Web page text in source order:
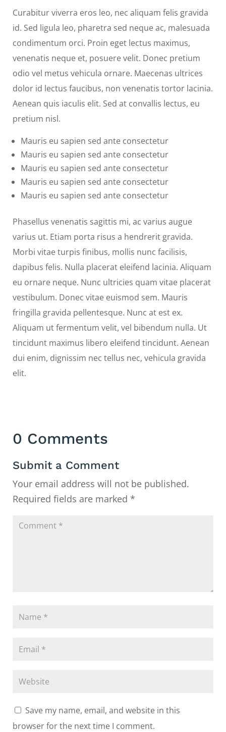
Curabitur viverra eros leo, nec aliquam felis gravida
id. Sed ligula leo, pharetra sed neque ac, malesuada
condimentum orci. Proin eget lectus maximus,
venenatis neque et, posuere velit. Donec pretium
odio vel metus vehicula ornare. Maecenas ultrices
dolor id lectus faucibus, non venenatis tortor lacinia.
Aenean quis iaculis elit. Sed at convallis lectus, eu
pretium nisl.
Mauris eu sapien sed ante consectetur
Mauris eu sapien sed ante consectetur
Mauris eu sapien sed ante consectetur
Mauris eu sapien sed ante consectetur
Mauris eu sapien sed ante consectetur
Phasellus venenatis sagittis mi, ac varius augue
varius ut. Etiam porta risus a hendrerit gravida.
Morbi vitae turpis finibus, mollis nunc facilisis,
dapibus felis. Nulla placerat eleifend lacinia. Aliquam
eu ornare neque. Nunc ultricies quam vitae placerat
vestibulum. Donec vitae euismod sem. Mauris
fringilla gravida pellentesque. Nunc at est ex.
Aliquam ut fermentum velit, vel bibendum nulla. Ut
tincidunt maximus libero eleifend tincidunt. Aenean
dui enim, dignissim nec tellus nec, vehicula gravida
elit.
0 Comments
Submit a Comment
Your email address will not be published.
Required fields are marked *
Save my name, email, and website in this
browser for the next time I comment.